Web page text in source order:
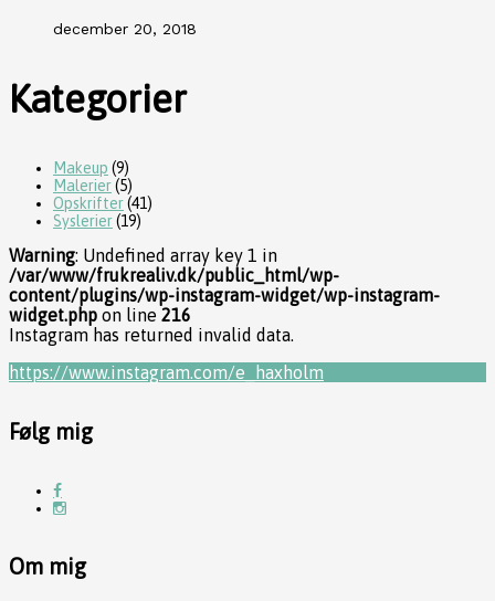
december 20, 2018
Kategorier
Makeup (9)
Malerier(5)
Opskrifter(41)
Syslerier(19)
Warning: Undefined array key 1 in
/var/www/frukrealiv.dk/public_html/wp-
content/plugins/wp-instagram-widget/wp-instagram-
widget.php on line 216
Instagram has returned invalid data.
https://www.instagram.com/e_haxholm
Følg mig
Om mig